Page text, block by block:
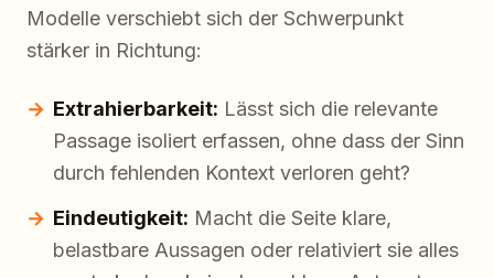
Modelle verschiebt sich der Schwerpunkt
stärker in Richtung:
Extrahierbarkeit: Lässt sich die relevante
Passage isoliert erfassen, ohne dass der Sinn
durch fehlenden Kontext verloren geht?
Eindeutigkeit: Macht die Seite klare,
belastbare Aussagen oder relativiert sie alles